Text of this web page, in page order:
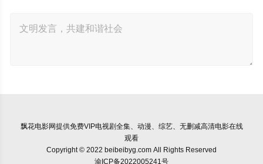
飘花电影网提供免费VIP电视剧全集、动漫、综艺、无删减高清电影在线
观看
Copyright © 2022 beibeibyg.com All Rights Reserved
渝ICP备2022005241号